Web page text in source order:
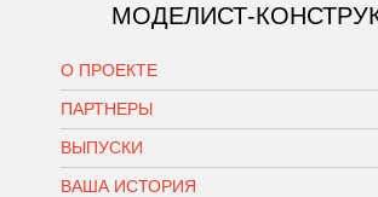
МОДЕЛИСТ-
О ПРОЕКТЕ
ПАРТНЕРЫ
ВЫПУСКИ
ВАША ИСТОРИЯ